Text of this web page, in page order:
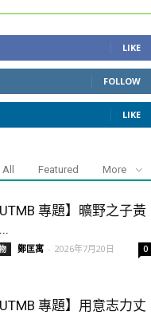
LIKE
FOLLOW
LIKE
All Featured More
UTMB 專題】曠野之子黃
鄭匡寓 - 2026年7月20日 0
UTMB 專題】用意志力丈